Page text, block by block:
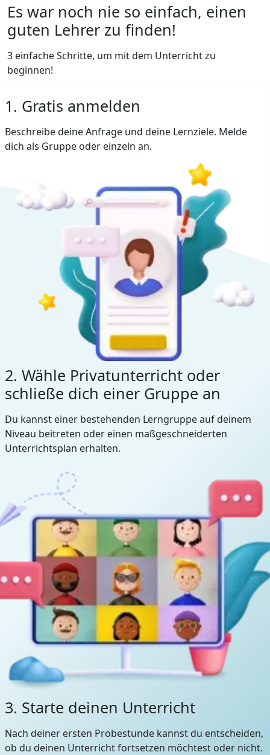
Es war noch nie so einfach, einen
guten Lehrer zu finden!
3 einfache Schritte, um mit dem Unterricht zu
beginnen!
1. Gratis anmelden
Beschreibe deine Anfrage und deine Lernziele. Melde
dich als Gruppe oder einzeln an.
2. Wähle Privatunterricht oder
schließe dich einer Gruppe an
Du kannst einer bestehenden Lerngruppe auf deinem
Niveau beitreten oder einen maßgeschneiderten
Unterrichtsplan erhalten.
3. Starte deinen Unterricht
Nach deiner ersten Probestunde kannst du entscheiden,
ob du deinen Unterricht fortsetzen möchtest oder nicht.